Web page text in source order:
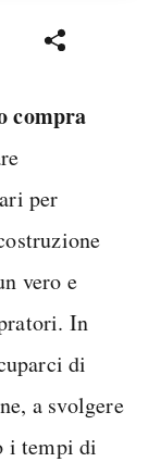
compra
per
vero e
In
di
a svolgere
i tempi di